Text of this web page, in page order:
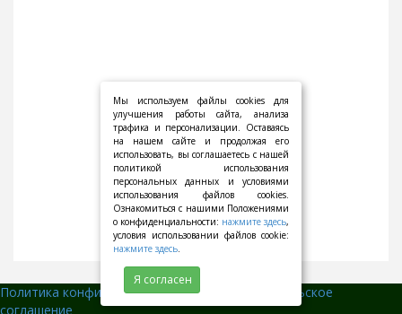
Политика конфиденциальности||
Пользовательское
соглашение
Мы используем файлы cookies для
улучшения работы сайта, анализа
трафика и персонализации. Оставаясь
на нашем сайте и продолжая его
использовать, вы соглашаетесь с нашей
политикой использования
персональных данных и условиями
использования файлов cookies.
Ознакомиться с нашими Положениями
о конфиденциальности: нажмите здесь,
условия использовании файлов cookie:
нажмите здесь.
Я согласен